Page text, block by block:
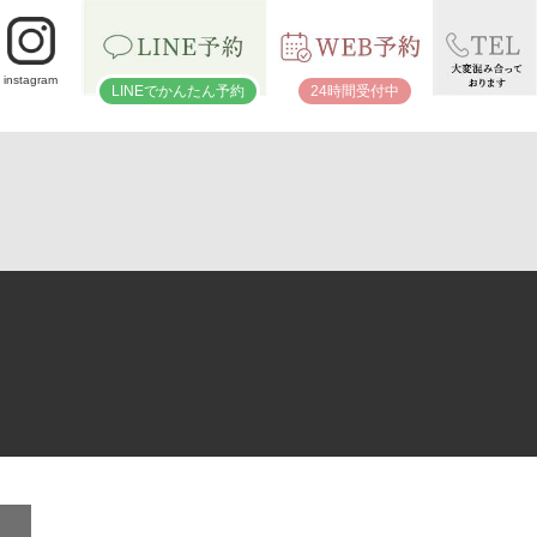
instagram
LINEでかんたん予約 24時間受付中